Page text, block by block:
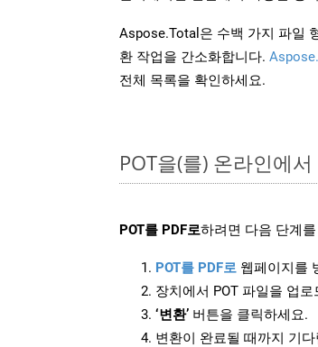
Aspose.Total은 수백 가지 파일
환 작업을 간소화합니다.
전체 목록을 확인하세요.
POT을(를) 온라인에
POT를 PDF로하려면 다음 단계
POT를 PDF로 웹페이지를
장치에서 POT 파일을 업로
‘변환’ 버튼을 클릭하세요.
변환이 완료될 때까지 기